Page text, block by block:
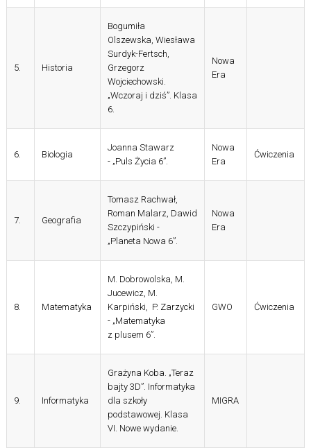
5. Historia
Bogumiła
Olszewska, Wiesława
Surdyk-Fertsch,
Grzegorz
Wojciechowski.
„Wczoraj i dziś”. Klasa
6.
Nowa
Era
6. Biologia
Joanna Stawarz
- „Puls Życia 6”.
Nowa
Era
Ćwiczenia
7. Geografia
Tomasz Rachwał,
Roman Malarz, Dawid
Szczypiński -
„Planeta Nowa 6”.
Nowa
Era
8. Matematyka
M. Dobrowolska, M.
Jucewicz, M.
Karpiński, P. Zarzycki
- „Matematyka
z plusem 6”.
GWO Ćwiczenia
9. Informatyka
Grażyna Koba. „Teraz
bajty 3D”. Informatyka
dla szkoły
podstawowej. Klasa
VI. Nowe wydanie.
MIGRA